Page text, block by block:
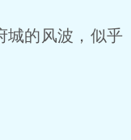
的风波，似乎